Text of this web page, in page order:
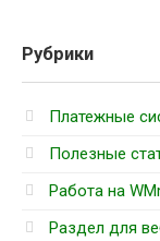
Рубрики
Платежные
Полезные
Работа на
Раздел для